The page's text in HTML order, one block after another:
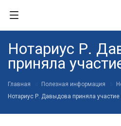
Нотариус Р.
приняла
Главная Полезная информация
Нотариус Р. Давыдова приняла участие